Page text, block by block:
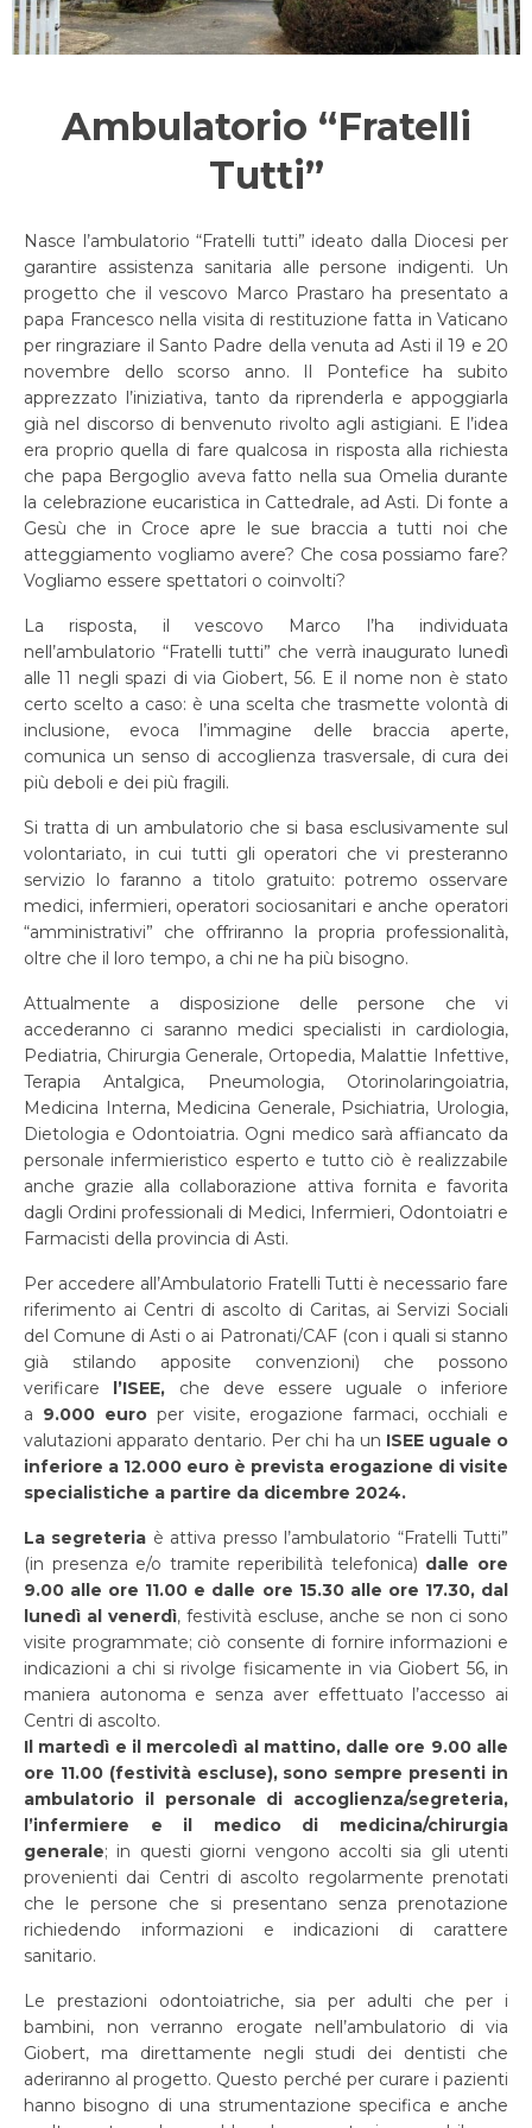
Ambulatorio “Fratelli
Tutti”
Nasce l’ambulatorio “Fratelli tutti” ideato dalla Diocesi per
garantire assistenza sanitaria alle persone indigenti. Un
progetto che il vescovo Marco Prastaro ha presentato a
papa Francesco nella visita di restituzione fatta in Vaticano
per ringraziare il Santo Padre della venuta ad Asti il 19 e 20
novembre dello scorso anno. Il Pontefice ha subito
apprezzato l’iniziativa, tanto da riprenderla e appoggiarla
già nel discorso di benvenuto rivolto agli astigiani. E l’idea
era proprio quella di fare qualcosa in risposta alla richiesta
che papa Bergoglio aveva fatto nella sua Omelia durante
la celebrazione eucaristica in Cattedrale, ad Asti. Di fonte a
Gesù che in Croce apre le sue braccia a tutti noi che
atteggiamento vogliamo avere? Che cosa possiamo fare?
Vogliamo essere spettatori o coinvolti?
La risposta, il vescovo Marco l’ha individuata
nell’ambulatorio “Fratelli tutti” che verrà inaugurato lunedì
alle 11 negli spazi di via Giobert, 56. E il nome non è stato
certo scelto a caso: è una scelta che trasmette volontà di
inclusione, evoca l’immagine delle braccia aperte,
comunica un senso di accoglienza trasversale, di cura dei
più deboli e dei più fragili.
Si tratta di un ambulatorio che si basa esclusivamente sul
volontariato, in cui tutti gli operatori che vi presteranno
servizio lo faranno a titolo gratuito: potremo osservare
medici, infermieri, operatori sociosanitari e anche operatori
“amministrativi” che offriranno la propria professionalità,
oltre che il loro tempo, a chi ne ha più bisogno.
Attualmente a disposizione delle persone che vi
accederanno ci saranno medici specialisti in cardiologia,
Pediatria, Chirurgia Generale, Ortopedia, Malattie Infettive,
Terapia Antalgica, Pneumologia, Otorinolaringoiatria,
Medicina Interna, Medicina Generale, Psichiatria, Urologia,
Dietologia e Odontoiatria. Ogni medico sarà affiancato da
personale infermieristico esperto e tutto ciò è realizzabile
anche grazie alla collaborazione attiva fornita e favorita
dagli Ordini professionali di Medici, Infermieri, Odontoiatri e
Farmacisti della provincia di Asti.
Per accedere all’Ambulatorio Fratelli Tutti è necessario fare
riferimento ai Centri di ascolto di Caritas, ai Servizi Sociali
del Comune di Asti o ai Patronati/CAF (con i quali si stanno
già stilando apposite convenzioni) che possono
verificare
l’ISEE, che deve essere uguale o inferiore
a 9.000 euro per visite, erogazione farmaci, occhiali e
valutazioni apparato dentario. Per chi ha un ISEE uguale o
inferiore a 12.000 euro è prevista erogazione di visite
specialistiche a partire da dicembre 2024.
La segreteria è attiva presso l’ambulatorio “Fratelli Tutti”
(in presenza e/o tramite reperibilità telefonica) dalle ore
9.00 alle ore 11.00 e dalle ore 15.30 alle ore 17.30, dal
lunedì al venerdì, festività escluse, anche se non ci sono
visite programmate; ciò consente di fornire informazioni e
indicazioni a chi si rivolge fisicamente in via Giobert 56, in
maniera autonoma e senza aver effettuato l’accesso ai
Centri di ascolto.
Il martedì e il mercoledì al mattino, dalle ore 9.00 alle
ore 11.00 (festività escluse), sono sempre presenti in
ambulatorio il personale di accoglienza/segreteria,
l’infermiere e il medico di medicina/chirurgia
generale; in questi giorni vengono accolti sia gli utenti
provenienti dai Centri di ascolto regolarmente prenotati
che le persone che si presentano senza prenotazione
richiedendo informazioni e indicazioni di carattere
sanitario.
Le prestazioni odontoiatriche, sia per adulti che per i
bambini, non verranno erogate nell’ambulatorio di via
Giobert, ma direttamente negli studi dei dentisti che
aderiranno al progetto. Questo perché per curare i pazienti
hanno bisogno di una strumentazione specifica e anche